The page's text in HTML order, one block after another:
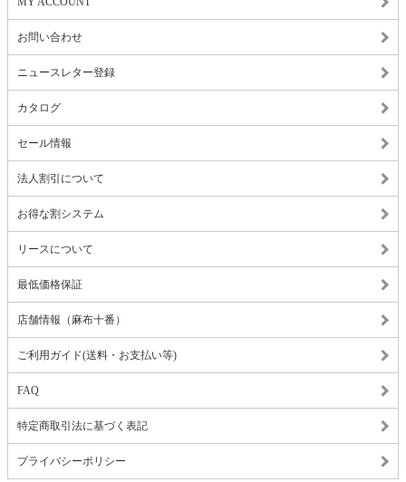
お問い合わせ
ニュースレター登録
カタログ
セール情報
法人割引について
お得な割システム
リースについて
最低価格保証
店舗情報（麻布十番）
ご利用ガイド(送料・お支払い等)
FAQ
特定商取引法に基づく表記
プライバシーポリシー